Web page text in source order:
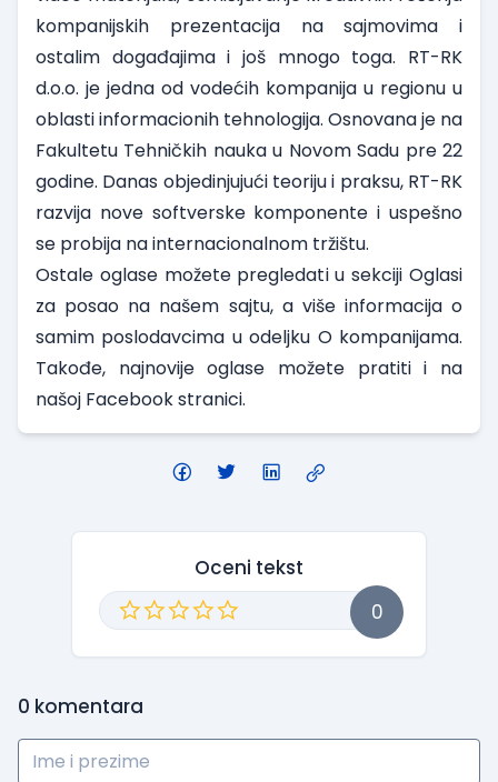
kompanijskih prezentacija na sajmovima i
ostalim događajima i još mnogo toga. RT-RK
d.o.o. je jedna od vodećih kompanija u regionu u
oblasti informacionih tehnologija. Osnovana je na
Fakultetu Tehničkih nauka u Novom Sadu pre 22
godine. Danas objedinjujući teoriju i praksu, RT-RK
razvija nove softverske komponente i uspešno
se probija na internacionalnom tržištu.
Ostale oglase možete pregledati u sekciji Oglasi
za posao na našem sajtu, a više informacija o
samim poslodavcima u odeljku O kompanijama.
Takođe, najnovije oglase možete pratiti i na
našoj Facebook stranici.
Oceni tekst
0
0 komentara